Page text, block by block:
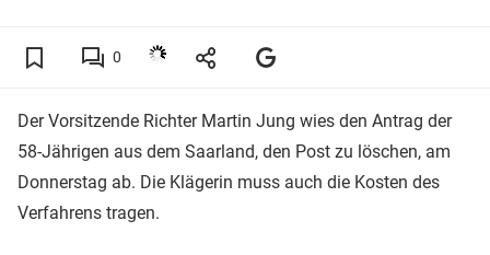
0
Der Vorsitzende Richter Martin Jung wies den Antrag der
58-Jährigen aus dem Saarland, den Post zu löschen, am
Donnerstag ab. Die Klägerin muss auch die Kosten des
Verfahrens tragen.